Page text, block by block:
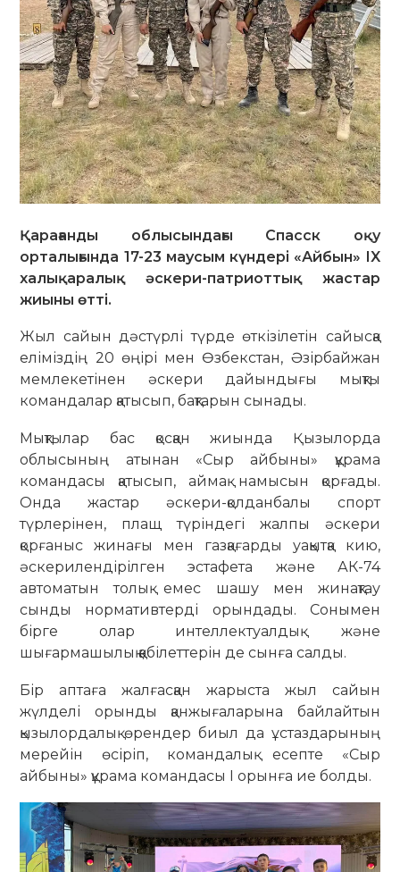
Қарағанды облысындағы Спасск оқу
орталығында 17-23 маусым күндері «Айбын» IX
халықаралық әскери-патриоттық жастар
жиыны өтті.
Жыл сайын дәстүрлі түрде өткізілетін сайысқа
еліміздің 20 өңірі мен Өзбекстан, Әзірбайжан
мемлекетінен әскери дайындығы мықты
командалар қатысып, бақтарын сынады.
Мықтылар бас қосқан жиында Қызылорда
облысының атынан «Сыр айбыны» құрама
командасы қатысып, аймақ намысын қорғады.
Онда жастар әскери-қолданбалы спорт
түрлерінен, плащ түріндегі жалпы әскери
қорғаныс жинағы мен газқағарды уақытқа кию,
әскерилендірілген эстафета және АК-74
автоматын толық емес шашу мен жинақтау
сынды нормативтерді орындады. Сонымен
бірге олар интеллектуалдық және
шығармашылық қабілеттерін де сынға салды.
Бір аптаға жалғасқан жарыста жыл сайын
жүлделі орынды қанжығаларына байлайтын
қызылордалық өрендер биыл да ұстаздарының
мерейін өсіріп, командалық есепте «Сыр
айбыны» құрама командасы І орынға ие болды.